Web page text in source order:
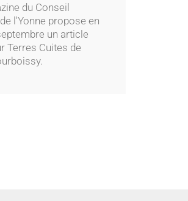
du Conseil
l'Yonne propose en
un article
Terres Cuites de